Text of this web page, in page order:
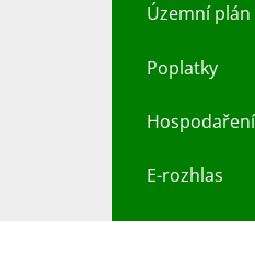
Územní plán
Poplatky
E-rozhlas